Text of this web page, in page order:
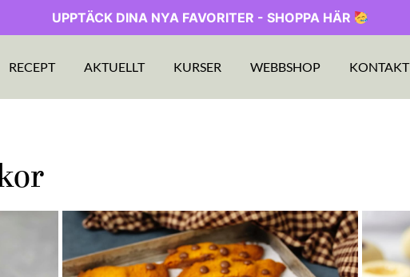
UPPTÄCK DINA NYA FAVORITER - SHOPPA HÄR
RECEPT AKTUELLT KURSER WEBBSHOP KONTAKT